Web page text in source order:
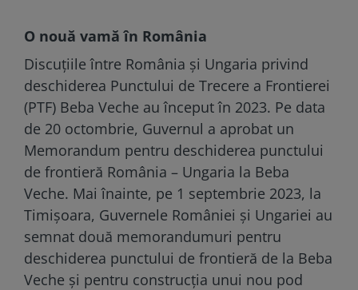
O nouă vamă în România
Discuțiile între România și Ungaria privind
deschiderea Punctului de Trecere a Frontierei
(PTF) Beba Veche au început în 2023. Pe data
de 20 octombrie, Guvernul a aprobat un
Memorandum pentru deschiderea punctului
de frontieră România – Ungaria la Beba
Veche. Mai înainte, pe 1 septembrie 2023, la
Timișoara, Guvernele României și Ungariei au
semnat două memorandumuri pentru
deschiderea punctului de frontieră de la Beba
Veche și pentru construcția unui nou pod